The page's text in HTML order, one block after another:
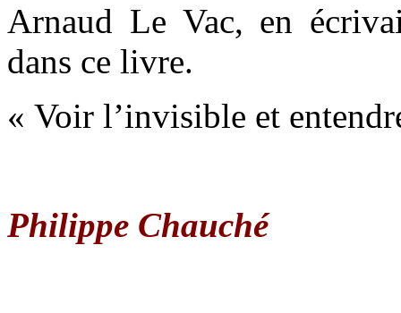
Arnaud Le Vac, en
dans ce livre.
« Voir l’invisible et
Philippe Chauché